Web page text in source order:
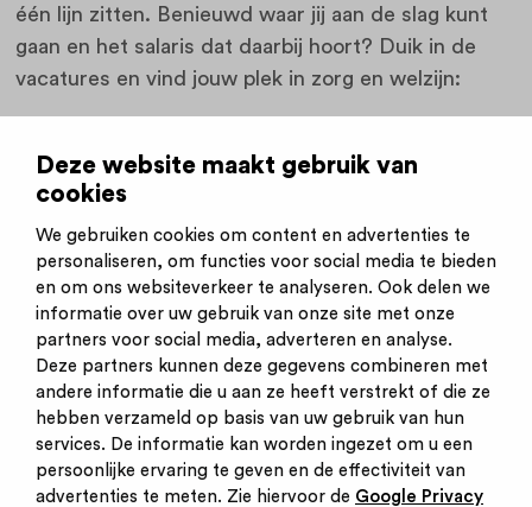
Deze website maakt gebruik van
cookies
We gebruiken cookies om content en advertenties te
personaliseren, om functies voor social media te bieden
en om ons websiteverkeer te analyseren. Ook delen we
informatie over uw gebruik van onze site met onze
partners voor social media, adverteren en analyse.
Deze partners kunnen deze gegevens combineren met
andere informatie die u aan ze heeft verstrekt of die ze
hebben verzameld op basis van uw gebruik van hun
services. De informatie kan worden ingezet om u een
persoonlijke ervaring te geven en de effectiviteit van
advertenties te meten. Zie hiervoor de Google Privacy
één lijn zitten. Benieuwd waar jij aan de slag kunt
gaan en het salaris dat daarbij hoort? Duik in de
vacatures en vind jouw plek in zorg en welzijn:
Inschrijven nieuwsbrief
Inloggen
Contact
Privacy statement